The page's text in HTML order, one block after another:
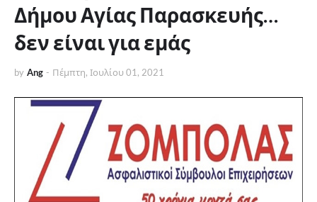
Δήμου Αγίας Παρασκευής…
δεν είναι για εμάς
by Ang - Πέμπτη, Ιουλίου 01, 2021